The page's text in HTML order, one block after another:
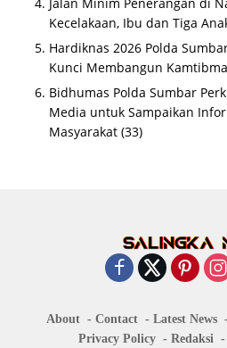
Kecelakaan, Ibu dan Tiga
Hardiknas 2026 Polda
Kunci Membangun
Bidhumas Polda Sumbar
Media untuk Sampaikan
Masyarakat (33)
About Contact Latest News
Privacy Policy
Redaksi